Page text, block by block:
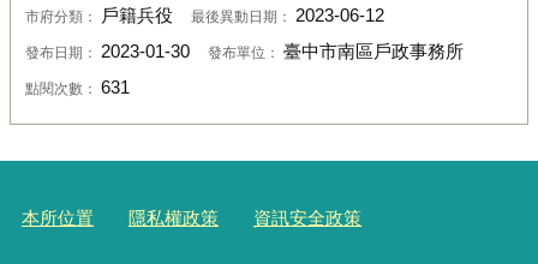
市府分類： 戶籍兵役 最後異動日期： 2023-06-12
發布日期： 2023-01-30 發布單位： 臺中市南區戶政事務所
點閱次數： 631
本所位置 隱私權政策 資訊安全政策